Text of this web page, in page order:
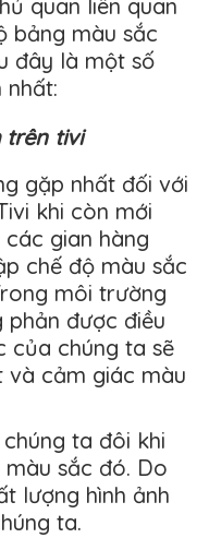
quan liên quan
bảng màu sắc
đây là một số
nhất:
trên tivi
gặp nhất đối với
khi còn mới
gian hàng
chế độ màu sắc
môi trường
được điều
của chúng ta sẽ
và cảm giác màu
ta đôi khi
sắc đó. Do
lượng hình ảnh
ta.